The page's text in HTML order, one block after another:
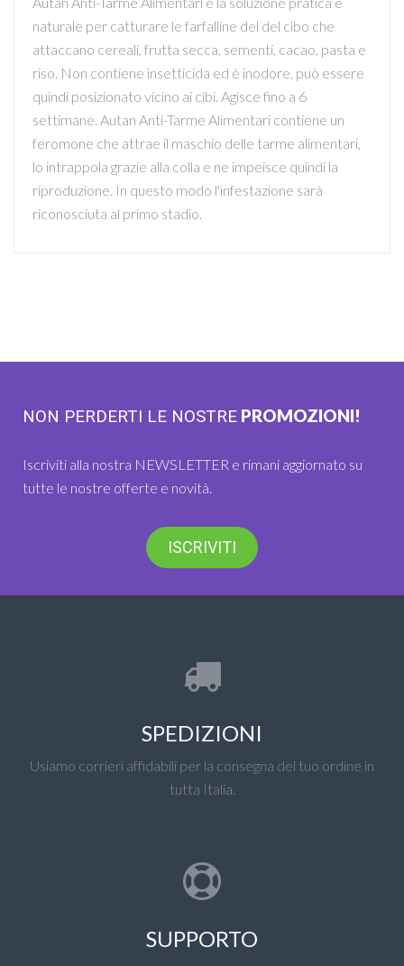
naturale per catturare le farfalline del del cibo che
attaccano cereali, frutta secca, sementi, cacao, pasta e
riso. Non contiene insetticida ed è inodore, può essere
quindi posizionato vicino ai cibi. Agisce fino a 6
settimane. Autan Anti-Tarme Alimentari contiene un
feromone che attrae il maschio delle tarme alimentari,
lo intrappola grazie alla colla e ne impeisce quindi la
riproduzione. In questo modo l'infestazione sarà
riconosciuta al primo stadio.
NON PERDERTI LE NOSTRE PROMOZIONI!
Iscriviti alla nostra NEWSLETTER e rimani aggiornato su
tutte le nostre offerte e novità.
ISCRIVITI
SPEDIZIONI
Usiamo corrieri affidabili per la consegna del tuo ordine in
tutta Italia.
SUPPORTO